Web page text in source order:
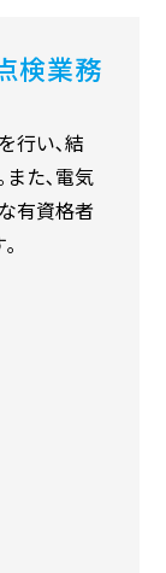
検業務
行い､結
また､電気
有資格者